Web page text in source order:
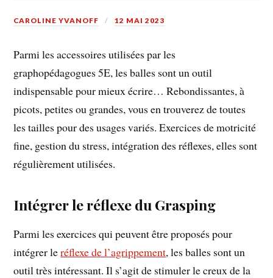
CAROLINE YVANOFF 12 MAI 2023
Parmi les accessoires utilisées par les
graphopédagogues 5E, les balles sont un outil
indispensable pour mieux écrire… Rebondissantes, à
picots, petites ou grandes, vous en trouverez de toutes
les tailles pour des usages variés. Exercices de motricité
fine, gestion du stress, intégration des réflexes, elles sont
régulièrement utilisées.
Intégrer le réflexe du Grasping
Parmi les exercices qui peuvent être proposés pour
intégrer leréflexe de l’agrippement, les balles sont un
outil très intéressant. Il s’agit de stimuler le creux de la